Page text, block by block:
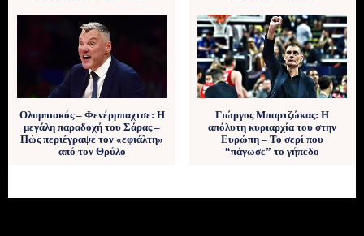
Ολυμπιακός – Φενέρμπαχτσε: Η
μεγάλη παραδοχή του Σάρας –
Πώς περιέγραψε τον «εφιάλτη»
από τον Θρύλο
Γιώργος Μπαρτζώκας: Η
απόλυτη κυριαρχία του στην
Ευρώπη – Το σερί που
“πάγωσε” το γήπεδο